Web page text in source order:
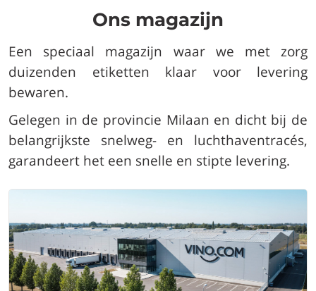
Ons magazijn
Een speciaal magazijn waar we met zorg
duizenden etiketten klaar voor levering
bewaren.
Gelegen in de provincie Milaan en dicht bij de
belangrijkste snelweg- en luchthaventracés,
garandeert het een snelle en stipte levering.